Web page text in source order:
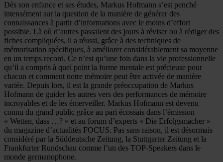
Dès son enfance et ses études, Markus Hofmann s’est penché
intensément sur la question de la manière de générer des
connaissances à partir d’informations avec le moins d’effort
possible. Là où d’autres passaient des jours à réviser ou à rédiger des
fiches compliquées, il a réussi, grâce à des techniques de
mémorisation spécifiques, à améliorer considérablement sa moyenne
en un temps record. Ce n’est qu’une fois dans la vie professionnelle
qu’il a compris à quel point la forme mentale est précieuse pour
chacun et comment notre mémoire peut être activée de manière
variée. Depuis lors, il est la grande préoccupation de Markus
Hofmann de guider les autres vers des performances de mémoire
incroyables et de les émerveiller. Markus Hofmann est devenu
connu du grand public grâce au pari écossais dans l’émission
« Wetten, dass …? » et au forum d’experts « Die Erfolgsmacher »
du magazine d’actualités FOCUS. Pas sans raison, il est désormais
considéré par la Süddeutsche Zeitung, la Stuttgarter Zeitung et la
Frankfurter Rundschau comme l’un des TOP-Speakers dans le
monde germanophone.